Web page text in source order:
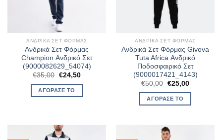
ΑΝΔΡΙΚΆ ΣΕΤ ΦΌΡΜΑΣ
Ανδρικά Σετ Φόρμας
Champion Ανδρικό Σετ
(9000082629_54074)
€35,00 Original
was:
€35,00.
€24,50Η
ΑΓΌΡΑΣΈ ΤΟ
ΑΝΔΡΙΚΆ ΣΕΤ ΦΌΡΜΑΣ
Ανδρικά Σετ Φόρμας Givova
Tuta Africa Ανδρικό
Ποδοσφαιρικό Σετ
(9000017421_4143)
€50,00 Original
was:
€50,00.
€25,00Η
ΑΓΌΡΑΣΈ ΤΟ